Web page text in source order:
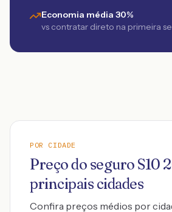
Economia média 30%
vs contratar direto na primeira
POR CIDADE
Preço do seguro S10
principais cidades
Confira preços médios por